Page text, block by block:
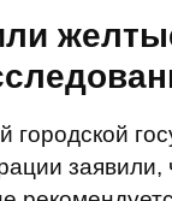
городской
заявили,